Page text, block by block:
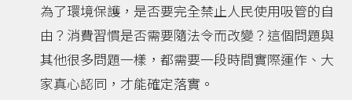
為了環境保護，是否要完全禁止人民使用吸管的自
由？消費習慣是否需要隨法令而改變？這個問題與
其他很多問題一樣，都需要一段時間實際運作、大
家真心認同，才能確定落實。